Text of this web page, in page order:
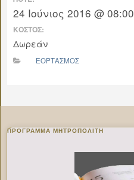
24 Ιούνιος 2016 @ 08:00
ΚΌΣΤΟΣ:
Δωρεάν
ΕΟΡΤΑΣΜΟΣ
ΠΡΌΓΡΑΜΜΑ ΜΗΤΡΟΠΟΛΊΤΗ